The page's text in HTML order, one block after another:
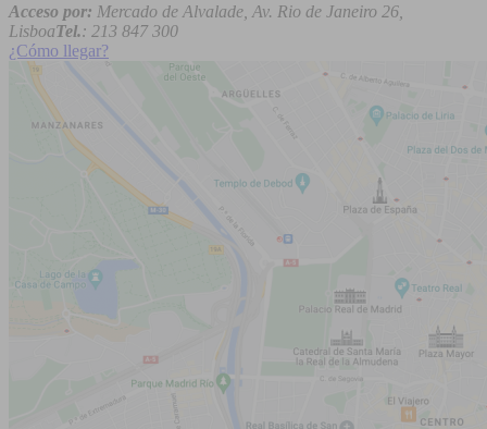
Acceso por: Mercado de Alvalade, Av. Rio de Janeiro 26,
LisboaTel.: 213 847 300
¿Cómo llegar?